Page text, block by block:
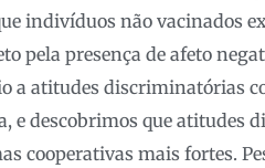
indivíduos não vacinados
pela presença de afeto
a atitudes discriminatórias
e descobrimos que
cooperativas mais fortes.